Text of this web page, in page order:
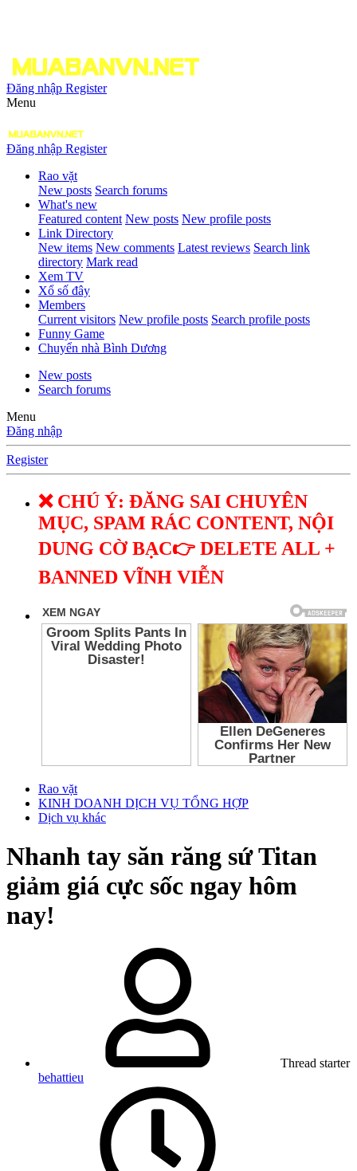
Đăng nhập Register
Menu
Đăng nhập Register
Rao vặt
New posts Search forums
What's new
Featured content New posts New profile posts
Link Directory
New items New comments Latest reviews Search link
directory Mark read
Xem TV
Xổ số đây
Members
Current visitors New profile posts Search profile posts
Funny Game
Chuyển nhà Bình Dương
New posts
Search forums
Menu
Đăng nhập
Register
❌ CHÚ Ý: ĐĂNG SAI CHUYÊN
MỤC, SPAM RÁC CONTENT, NỘI
DUNG CỜ BẠC👉 DELETE ALL +
BANNED VĨNH VIỄN
Rao vặt
KINH DOANH DỊCH VỤ TỔNG HỢP
Dịch vụ khác
Nhanh tay săn răng sứ Titan
giảm giá cực sốc ngay hôm
nay!
Thread starter
behattieu